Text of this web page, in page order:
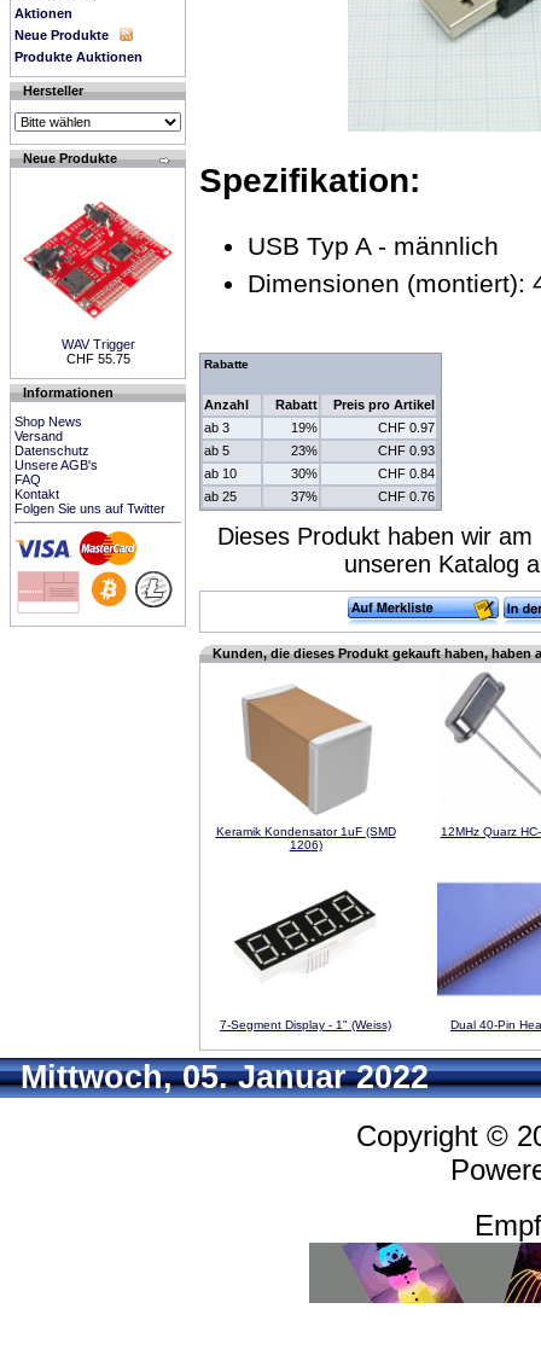
Aktionen
Neue Produkte
Produkte Auktionen
Hersteller
Neue Produkte
WAV Trigger
CHF 55.75
Informationen
Shop News
Versand
Datenschutz
Unsere AGB's
FAQ
Kontakt
Folgen Sie uns auf Twitter
Spezifikation:
USB Typ A - männlich
Dimensionen (montiert):
Rabatte
Anzahl Rabatt
Preis pro Artikel
ab 3
19%
CHF 0.97
ab 5
23%
CHF 0.93
ab 10
30%
CHF 0.84
ab 25
37% CHF 0.76
Dieses Produkt haben wir
unseren Katalog
Kunden, die dieses Produkt gekauft haben, haben
Keramik Kondensator 1uF (SMD
1206)
12MHz Quarz
7-Segment Display - 1" (Weiss) Dual 40-Pin
Mittwoch, 05. Januar 2022
Copyright ©